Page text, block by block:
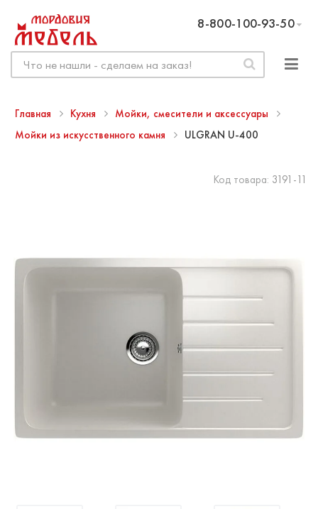
8-800-100-93-50
Главная Кухня
Мойки, смесители и аксессуары
Мойки из искусственного камня
ULGRAN U-400
Код товара: 3191-11